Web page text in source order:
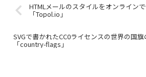
HTMLメールのスタイルをオンライン
「Topol.io」
SVGで書かれたCC0ライセンスの世界の国旗
「country-flags」